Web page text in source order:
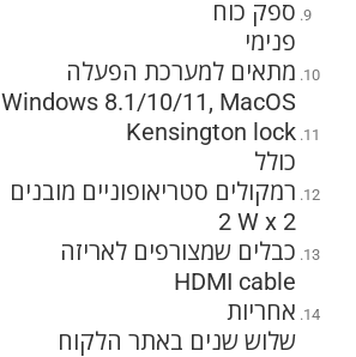
ספק כוח
פנימי
מתאים למערכת הפעלה
Windows 8.1/10/11, MacOS
Kensington lock
כולל
רמקולים סטריאופוניים מובנים
2 W x 2
כבלים שמצורפים לאריזה
HDMI cable
אחריות
שלוש שנים באתר הלקוח